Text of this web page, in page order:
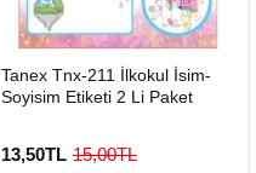
GÖNDERİ
Tanex Tnx-211 İlkokul İsim-
Soyisim Etiketi 2 Li Paket
13,50TL 15,00TL